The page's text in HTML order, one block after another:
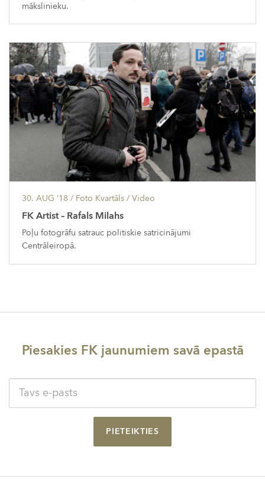
mākslinieku.
30. AUG ’18 / Foto Kvartāls / Video
FK Artist – Rafals Milahs
Poļu fotogrāfu satrauc politiskie satricinājumi
Centrāleiropā.
Piesakies FK jaunumiem savā epastā
PIETEIKTIES